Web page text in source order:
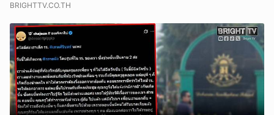
BRIGHTTV.CO.TH